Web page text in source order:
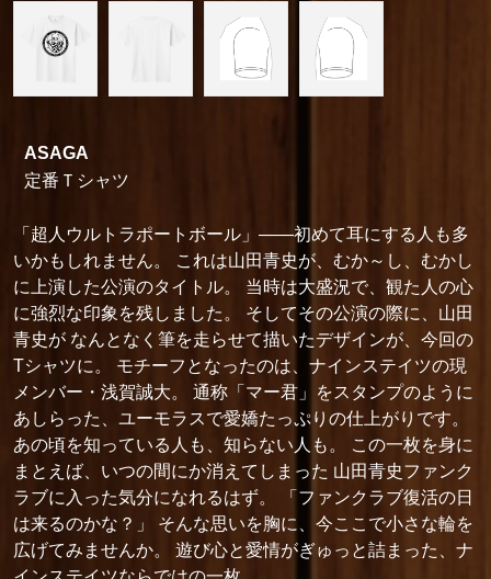
ASAGA
定番Ｔシャツ
「超人ウルトラポートボール」――初めて耳にする人も多
いかもしれません。 これは山田青史が、むか～し、むかし
に上演した公演のタイトル。 当時は大盛況で、観た人の心
に強烈な印象を残しました。 そしてその公演の際に、山田
青史が なんとなく筆を走らせて描いたデザインが、今回の
Tシャツに。 モチーフとなったのは、ナインステイツの現
メンバー・浅賀誠大。 通称「マー君」をスタンプのように
あしらった、ユーモラスで愛嬌たっぷりの仕上がりです。
あの頃を知っている人も、知らない人も。 この一枚を身に
まとえば、いつの間にか消えてしまった 山田青史ファンク
ラブに入った気分になれるはず。 「ファンクラブ復活の日
は来るのかな？」 そんな思いを胸に、今ここで小さな輪を
広げてみませんか。 遊び心と愛情がぎゅっと詰まった、ナ